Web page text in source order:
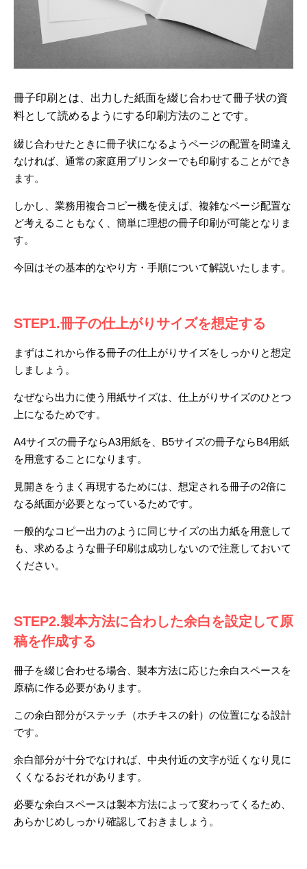
冊子印刷とは、出力した紙面を綴じ合わせて冊子状の資
料として読めるようにする印刷方法のことです。
綴じ合わせたときに冊子状になるようページの配置を間違え
なければ、通常の家庭用プリンターでも印刷することができ
ます。
しかし、業務用複合コピー機を使えば、複雑なページ配置な
ど考えることもなく、簡単に理想の冊子印刷が可能となりま
す。
今回はその基本的なやり方・手順について解説いたします。
STEP1.冊子の仕上がりサイズを想定する
まずはこれから作る冊子の仕上がりサイズをしっかりと想定
しましょう。
なぜなら出力に使う用紙サイズは、仕上がりサイズのひとつ
上になるためです。
A4サイズの冊子ならA3用紙を、B5サイズの冊子ならB4用紙
を用意することになります。
見開きをうまく再現するためには、想定される冊子の2倍に
なる紙面が必要となっているためです。
一般的なコピー出力のように同じサイズの出力紙を用意して
も、求めるような冊子印刷は成功しないので注意しておいて
ください。
STEP2.製本方法に合わした余白を設定して原
稿を作成する
冊子を綴じ合わせる場合、製本方法に応じた余白スペースを
原稿に作る必要があります。
この余白部分がステッチ（ホチキスの針）の位置になる設計
です。
余白部分が十分でなければ、中央付近の文字が近くなり見に
くくなるおそれがあります。
必要な余白スペースは製本方法によって変わってくるため、
あらかじめしっかり確認しておきましょう。